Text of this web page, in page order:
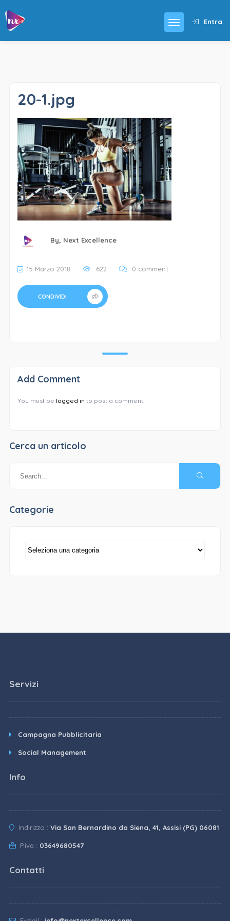
Entra
20-1.jpg
By, Next Excellence
15 Marzo 2018 622 0 comment
CONDIVIDI
Add Comment
You must be logged in to post a comment.
Cerca un articolo
Categorie
Servizi
Campagna Pubblicitaria
Social Management
Info
Indirizzo : Via San Bernardino da Siena, 41, Assisi (PG) 06081
P.iva : 03649680547
Contatti